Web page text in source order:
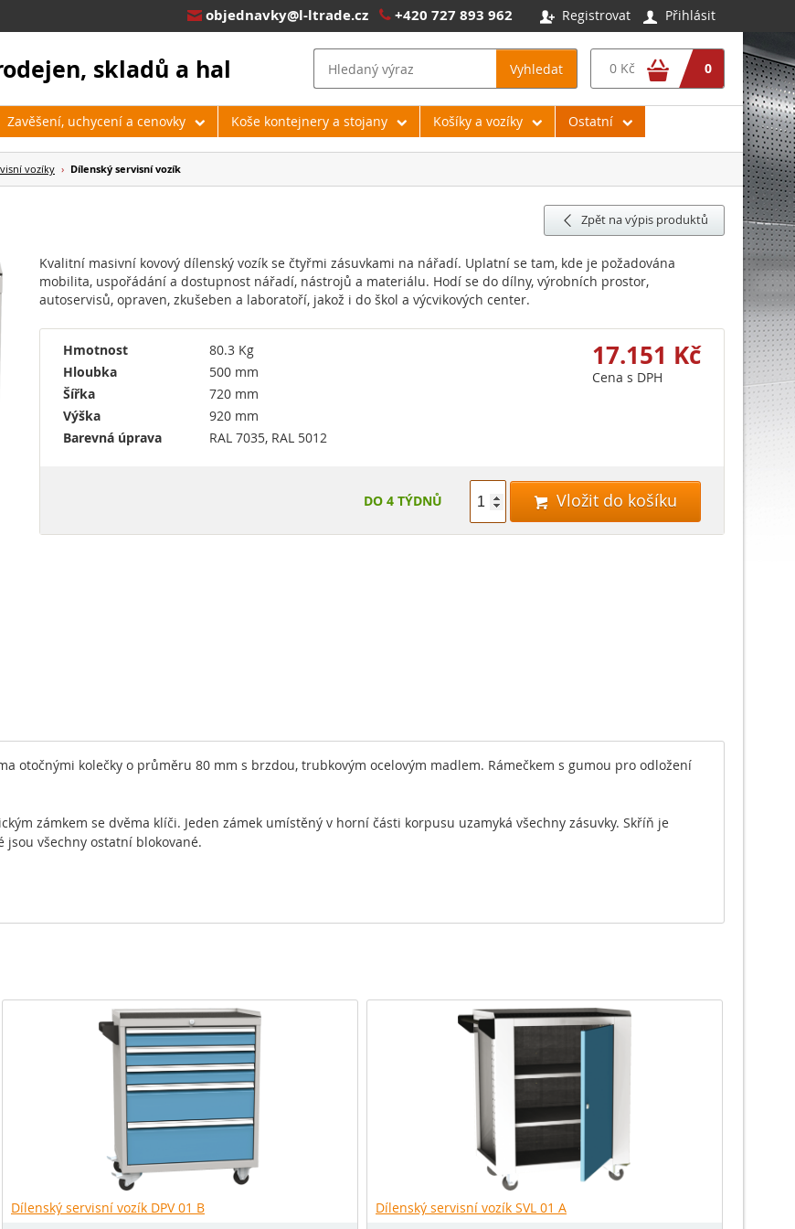
 Registrovat  Přihlásit
 objednavky@l-ltrade.cz  +420 727 893 962
skladů a hal Vyhledat 0
0 Kč 
Zavěšení, uchycení a cenovky Koše kontejnery a stojany Košíky a vozíky Ostatní
vozíky › Dílenský servisní vozík
 Zpět na výpis produktů
Kvalitní masivní kovový dílenský vozík se čtyřmi zásuvkami na nářadí. Uplatní se tam, kde je požadována
mobilita, uspořádání a dostupnost nářadí, nástrojů a materiálu. Hodí se do dílny, výrobních prostor,
autoservisů, opraven, zkušeben a laboratoří, jakož i do škol a výcvikových center.
17.151 Kč
Cena s DPH
Hmotnost
80.3 Kg
Hloubka
500 mm
Šířka
720 mm
Výška
920 mm
Barevná úprava
RAL 7035, RAL 5012
 Vložit do košíku
DO 4 TÝDNŮ
otočnými kolečky o průměru 80 mm s brzdou, trubkovým ocelovým madlem. Rámečkem s gumou pro odložení
zámkem se dvěma klíči. Jeden zámek umístěný v horní části korpusu uzamyká všechny zásuvky. Skříň je
jsou všechny ostatní blokované.
Dílenský servisní vozík DPV 01 B Dílenský servisní vozík SVL 01 A